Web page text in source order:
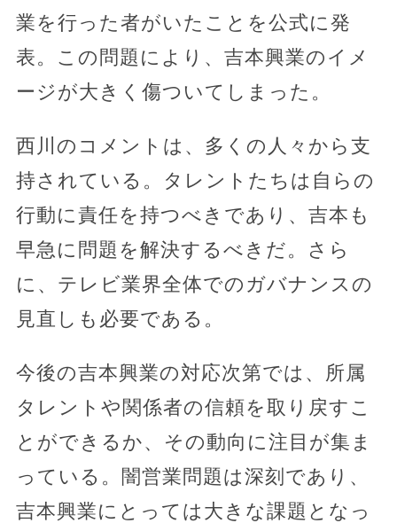
業を行った者がいたことを公式に発
表。この問題により、吉本興業のイメ
ージが大きく傷ついてしまった。
西川のコメントは、多くの人々から支
持されている。タレントたちは自らの
行動に責任を持つべきであり、吉本も
早急に問題を解決するべきだ。さら
に、テレビ業界全体でのガバナンスの
見直しも必要である。
今後の吉本興業の対応次第では、所属
タレントや関係者の信頼を取り戻すこ
とができるか、その動向に注目が集ま
っている。闇営業問題は深刻であり、
吉本興業にとっては大きな課題となっ